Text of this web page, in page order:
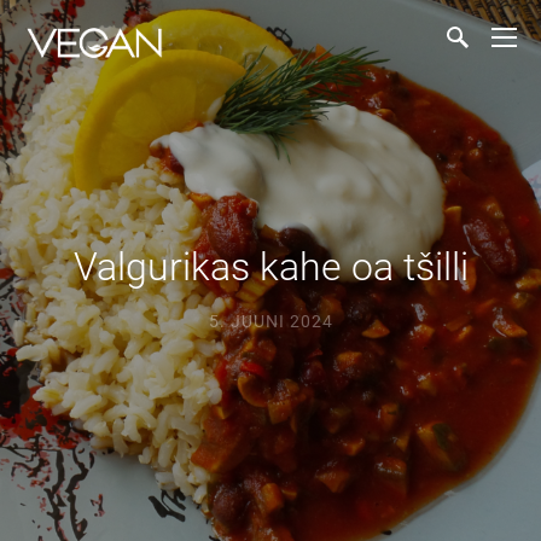
Valgurikas kahe oa tšilli
5. JUUNI 2024